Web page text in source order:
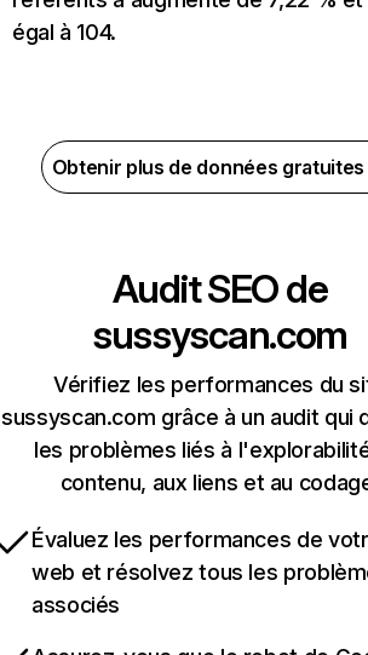
égal à 104.
Obtenir plus de données
Audit SEO de
sussyscan.com
Vérifiez les performances du
sussyscan.com grâce à un audit qui
les problèmes liés à
contenu, aux liens et au
Évaluez les performances de
web et résolvez tous les
associés